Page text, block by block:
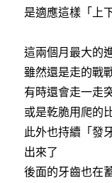
是適應這樣「上
這兩個月最大的
雖然還是走的戰
有時還會走一走
或是乾脆用爬的
此外也持續「發
出來了
後面的牙齒也在